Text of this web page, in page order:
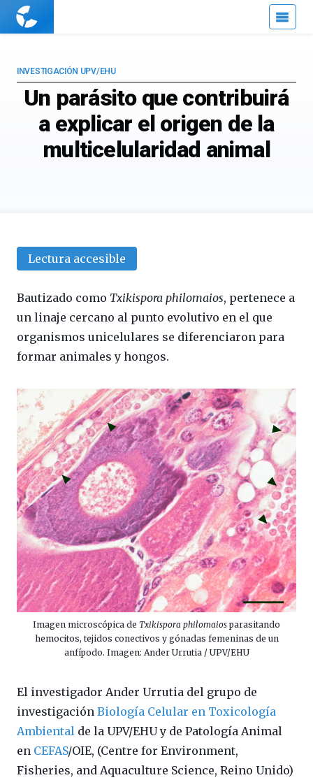
Cuaderno
Un parásito que contribuirá
a explicar el origen de la
multicelularidad animal
INVESTIGACIÓN UPV/EHU
Lectura accesible
Bautizado como Txikispora philomaios, pertenece a
un linaje cercano al punto evolutivo en el que
organismos unicelulares se diferenciaron para
formar animales y hongos.
Imagen microscópica de Txikispora philomaios parasitando
hemocitos, tejidos conectivos y gónadas femeninas de un
anfípodo. Imagen: Ander Urrutia / UPV/EHU
El investigador Ander Urrutia del grupo de
investigación Biología Celular en Toxicología
Ambiental de la UPV/EHU y de Patología Animal
en CEFAS/OIE, (Centre for Environment,
Fisheries, and Aquaculture Science, Reino Unido)